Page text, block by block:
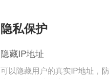
隐私保护
隐藏IP地址
可以隐藏用户的真实IP地址，防